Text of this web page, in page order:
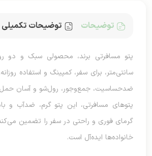
توضیحات توضیحات تکمیلی
سانتی‌متر، برای سفر، کمپینگ و استفاده
ضدحساسیت، جمع‌وجور، رول‌شو و آسان حمل
پتوهای مسافرتی، این پتو گرم، ضدآب و
گرمای فوری و راحتی در سفر را تضمین
خانواده‌ها ایده‌آل است.